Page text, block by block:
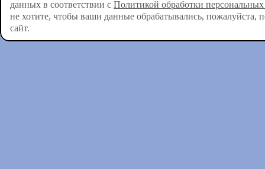
данных в соответствии с Политикой обработки
не хотите, чтобы ваши данные обрабатывались, пожалуйста,
сайт.